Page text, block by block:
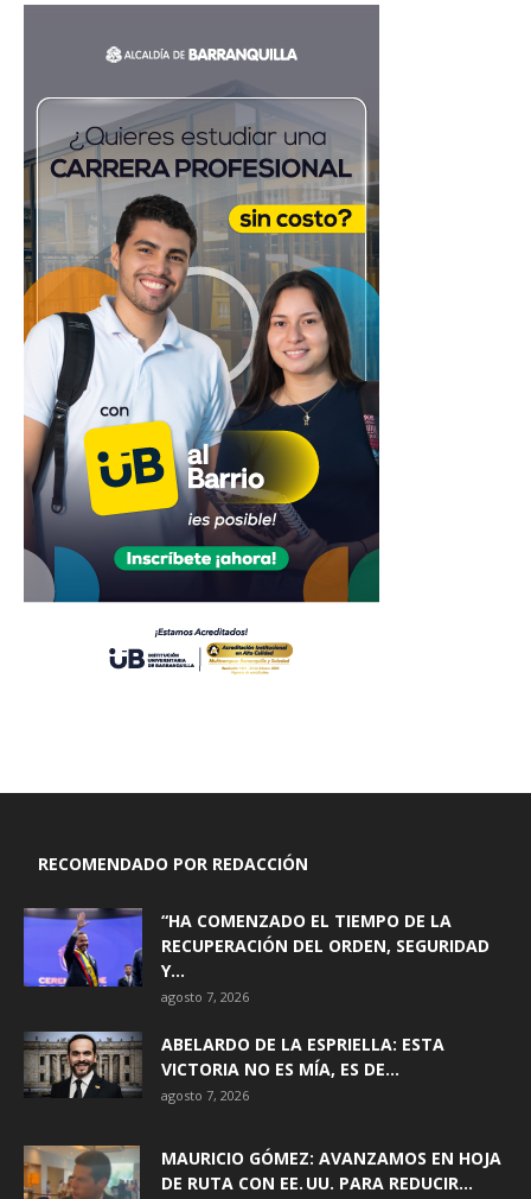
RECOMENDADO POR REDACCIÓN
“HA COMENZADO EL TIEMPO DE LA
RECUPERACIÓN DEL ORDEN, SEGURIDAD
Y...
agosto 7, 2026
ABELARDO DE LA ESPRIELLA: ESTA
VICTORIA NO ES MÍA, ES DE...
agosto 7, 2026
MAURICIO GÓMEZ: AVANZAMOS EN HOJA
DE RUTA CON EE. UU. PARA REDUCIR...